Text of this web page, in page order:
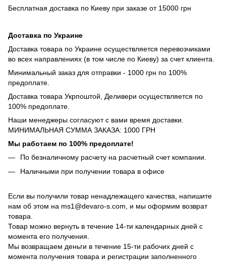
Бесплатная доставка по Киеву при заказе от 15000 грн
Доставка по Украине
Доставка товара по Украине осуществляется перевозчиками
во всех направлениях (в том числе по Киеву) за счет клиента.
Минимальный заказ для отправки - 1000 грн по 100%
предоплате.
Доставка товара Укрпоштой, Деливери осуществляется по
100% предоплате.
Наши менеджеры согласуют с вами время доставки.
МИНИМАЛЬНАЯ СУММА ЗАКАЗА: 1000 ГРН
Мы работаем по 100% предоплате!
По безналичному расчету на расчетный счет компании.
Наличными при получении товара в офисе
Если вы получили товар ненадлежащего качества, напишите
нам об этом на ms1@devaro-s.com, и мы оформим возврат
товара.
Товар можно вернуть в течение 14-ти календарных дней с
момента его получения.
Мы возвращаем деньги в течение 15-ти рабочих дней с
момента получения товара и регистрации заполненного